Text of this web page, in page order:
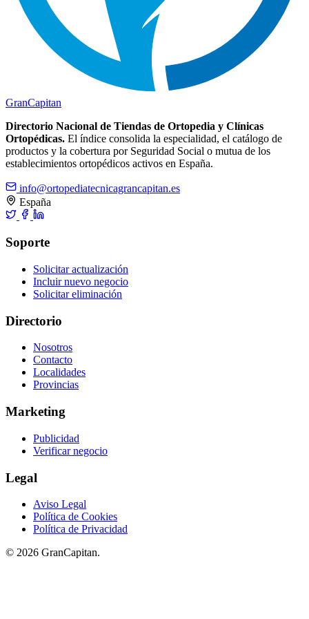
GranCapitan
Directorio Nacional de Tiendas de Ortopedia y Clínicas
Ortopédicas. El índice consolida la especialidad, el catálogo de
productos y la cobertura por Seguridad Social o mutua de los
establecimientos ortopédicos activos en España.
info@ortopediatecnicagrancapitan.es
España
Soporte
Solicitar actualización
Incluir nuevo negocio
Solicitar eliminación
Directorio
Nosotros
Contacto
Localidades
Provincias
Marketing
Publicidad
Verificar negocio
Legal
Aviso Legal
Política de Cookies
Política de Privacidad
© 2026 GranCapitan.